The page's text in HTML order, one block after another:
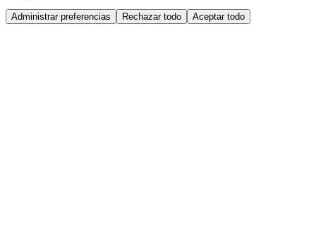
Administrar preferencias Rechazar todo Aceptar todo